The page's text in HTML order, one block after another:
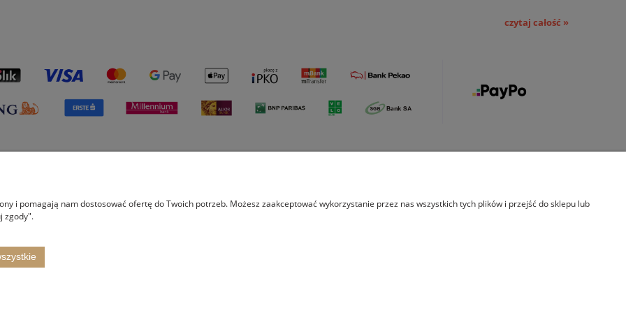
czytaj całość »
Formy płatności
i pomagają nam dostosować ofertę do Twoich potrzeb. Możesz zaakceptować wykorzystanie przez nas wszystkich tych plików i przejść do sklepu lub
zgody".